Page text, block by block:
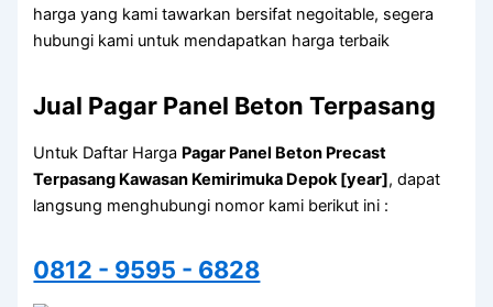
harga yang kami tawarkan bersifat negoitable, segera
hubungi kami untuk mendapatkan harga terbaik
Jual Pagar Panel Beton Terpasang
Untuk Daftar Harga Pagar Panel Beton Precast
Terpasang Kawasan Kemirimuka Depok [year], dapat
langsung menghubungi nomor kami berikut ini :
0812 - 9595 - 6828